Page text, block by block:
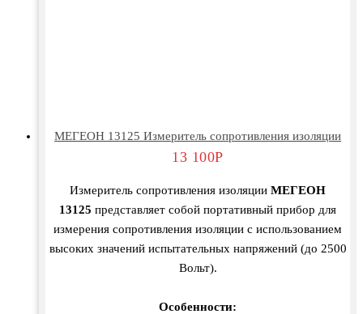
МЕГЕОН 13125 Измеритель сопротивления изоляции
13 100Р
Измеритель сопротивления изоляции МЕГЕОН
13125 представляет собой портативный прибор для
измерения сопротивления изоляции с использованием
высоких значений испытательных напряжений (до 2500
Вольт).
Особенности: